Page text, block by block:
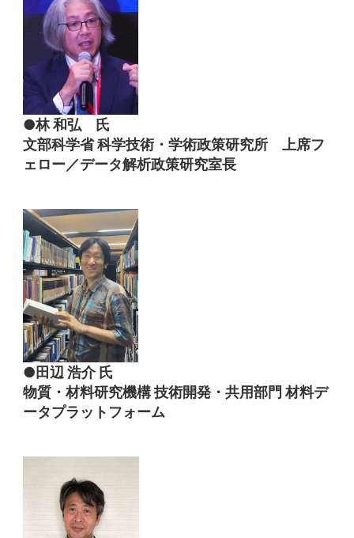
●林 和弘 氏
文部科学省 科学技術・学術政策研究所 上席フ
ェロー／データ解析政策研究室長
●田辺 浩介 氏
物質・材料研究機構 技術開発・共用部門 材料デ
ータプラットフォーム